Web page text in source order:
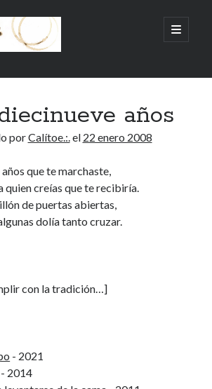
abrir
menú
años
porCalítoe.:.el 22 enero 2008
que te marchaste,
quien creías que te recibiría.
de puertas abiertas,
dolía tanto cruzar.
con la tradición…]
- 2021
- 2014